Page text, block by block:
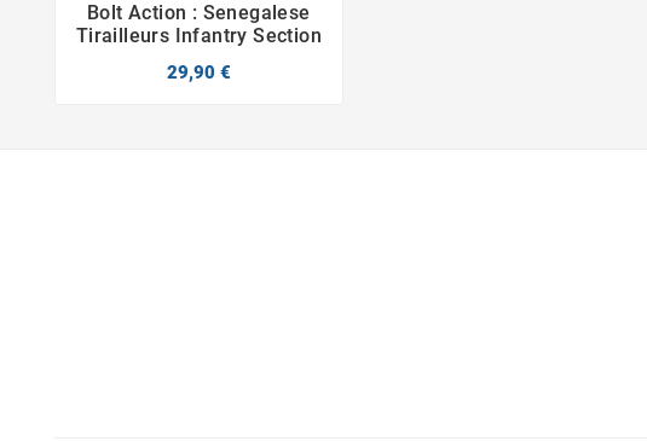
 
Bolt Action : Senegalese
Tirailleurs Infantry Section
29,90 €